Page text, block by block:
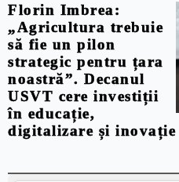
Florin Imbrea:
„Agricultura trebuie
să fie un pilon
strategic pentru țara
noastră”. Decanul
USVT cere investiții
în educație,
digitalizare și inovație